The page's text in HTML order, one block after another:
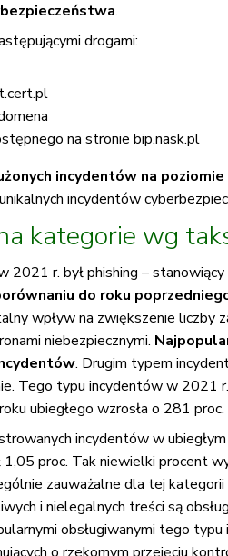
.
drogami:
na stronie bip.nask.pl
incydentów na
incydentów
kategorie wg
r. był phishing –
do roku
wpływ na zwiększenie
niebezpiecznymi.
. Drugim typem
Tego typu incydentów w
ubiegłego wzrosła o 281 proc.
incydentów w
proc. Tak niewielki procent
zauważalne dla tej
i nielegalnych treści są
obsługiwanymi tego